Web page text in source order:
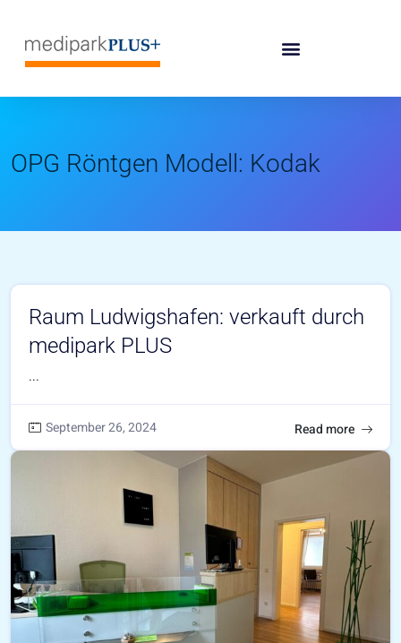
OPG Röntgen Modell: Kodak
Raum Ludwigshafen: verkauft durch
medipark PLUS
...
September 26, 2024 Read more